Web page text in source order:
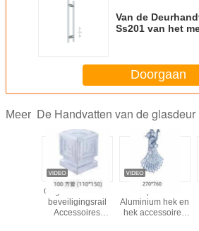
Van de
Ss201 van het
Doorgaan
Meer De Handvatten van de glasdeur
Gegalvaniseerde
beveiligingsrail
Accessoires
Aluminium hek en
hek accessoires